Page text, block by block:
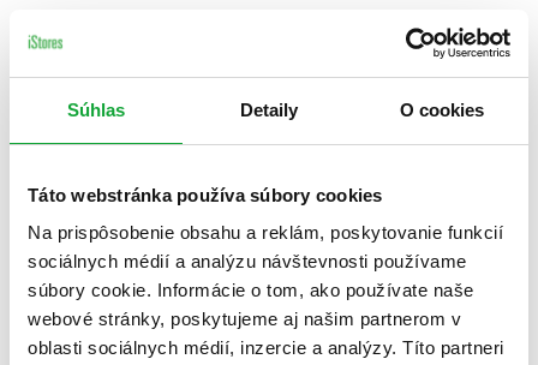
Súhlas Detaily O cookies
Táto webstránka používa súbory cookies
Na prispôsobenie obsahu a reklám, poskytovanie funkcií
sociálnych médií a analýzu návštevnosti používame
súbory cookie. Informácie o tom, ako používate naše
webové stránky, poskytujeme aj našim partnerom v
oblasti sociálnych médií, inzercie a analýzy. Títo partneri